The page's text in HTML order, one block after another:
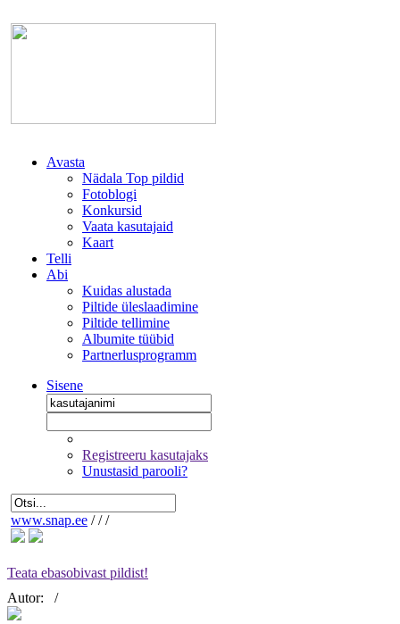
Avasta
Nädala Top pildid
Fotoblogi
Konkursid
Vaata kasutajaid
Kaart
Telli
Abi
Kuidas alustada
Piltide üleslaadimine
Piltide tellimine
Albumite tüübid
Partnerlusprogramm
Sisene
Registreeru kasutajaks
Unustasid parooli?
www.snap.ee / / /
Teata ebasobivast pildist!
Autor:
/